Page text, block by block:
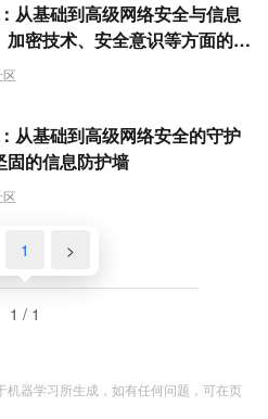
从基础到高级网络安全与信息
密技术、安全意识等方面的知
从基础到高级网络安全的守护
固的信息防护墙
1 >
1 / 1
器学习所生成，如有任何问题，可在页